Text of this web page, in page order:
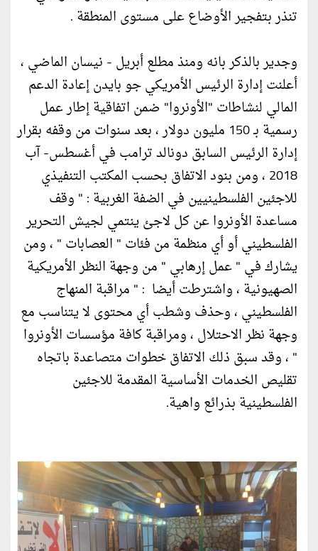
تنذر بتفجير الأوضاع على مستوى المنطقة .
وجدير بالذكر بانه ومنذ مطلع أبريل - نيسان الماضي ،
أعلنت إدارة الرئيس الأمريكي جو بايدن إعادة الدعم
المالي لنشاطات "الأونروا" ضمن اتفاقية إطار عمل
رسمية بـ 150 مليون دولار ، بعد سنوات من وقفه بقرار
إدارة الرئيس السابق دونالد ترامب في أغسطس- آب
2018 ، ومن بنود الاتفاق بحسب المكتب التنفيذي
للاجئين الفلسطينيين في الضفة الغربية : " وقف
مساعدة الأونروا عن كل لاجئ ينتمي لجيش التحرير
الفلسطيني أو أي منظمة من فئات " العصابات " ، ومن
يشارك في " عمل إرهابي " من وجهة النظر الأمريكية
الصهيونية ، واشترطت أيضا : " مراقبة المنهاج
الفلسطيني ، وحذف وشطب أي محتوى لا يتناسب مع
وجهة نظر الاحتلال ، ومراقبة كافة مؤسسات الأونروا
" ، وقد سبق ذلك الاتفاق خطوات متصاعدة باتجاه
تقليص الخدمات الأساسية المقدمة للاجئين
الفلسطينية بذرائع واهية.